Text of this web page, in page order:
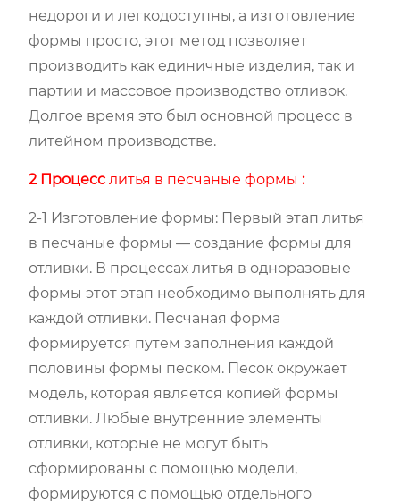
недороги и легкодоступны, а изготовление
формы просто, этот метод позволяет
производить как единичные изделия, так и
партии и массовое производство отливок.
Долгое время это был основной процесс в
литейном производстве.
2 Процесс литья в песчаные формы :
2-1 Изготовление формы: Первый этап литья
в песчаные формы — создание формы для
отливки. В процессах литья в одноразовые
формы этот этап необходимо выполнять для
каждой отливки. Песчаная форма
формируется путем заполнения каждой
половины формы песком. Песок окружает
модель, которая является копией формы
отливки. Любые внутренние элементы
отливки, которые не могут быть
сформированы с помощью модели,
формируются с помощью отдельного